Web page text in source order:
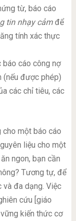
từ, báo cáo
tin nhạy cảmđể
tính xác thực
cáo công nợ
(nếu được phép)
các chỉ tiêu, các
cho một báo cáo
liệu cho một
ngon, bạn cần
Tương tự, để
và đa dạng. Việc
cứu [giáo
kiến thức cơ